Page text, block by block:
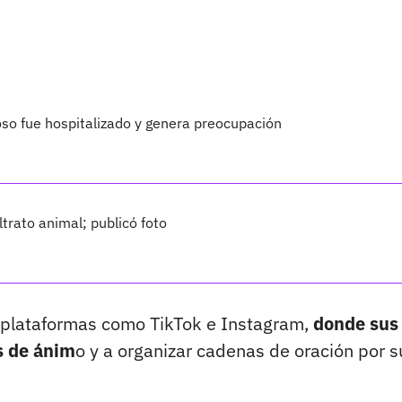
fue hospitalizado y genera preocupación
animal; publicó foto
como TikTok e Instagram, donde sus
de ánimo y a organizar cadenas de oración por